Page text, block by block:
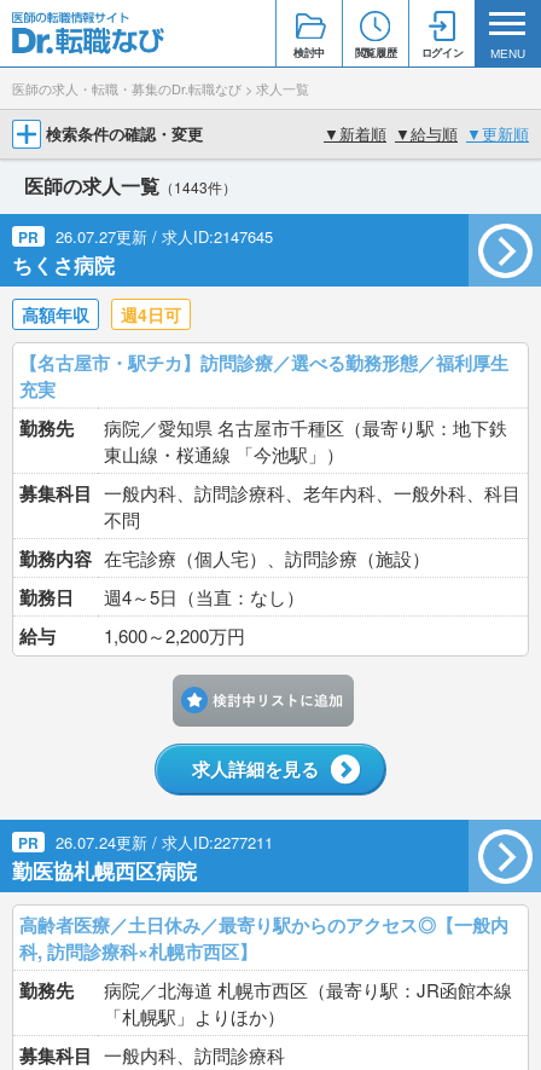
検討中 閲覧履歴 ログイン MENU
医師の求人・転職・募集のDr.転職なび > 求人一覧
検索条件の確認・変更 ▼ 新着順 ▼給与順 ▼更新順
医師の求人一覧 （1443件）
PR 26.07.27更新 / 求人ID:2147645
ちくさ病院
高額年収 週4日可
【名古屋市・駅チカ】訪問診療／選べる勤務形態／福利厚生
充実
勤務先
病院／愛知県 名古屋市千種区（最寄り駅：地下鉄
東山線・桜通線 「今池駅」）
募集科目 一般内科、訪問診療科、老年内科、一般外科、科目
不問
勤務内容 在宅診療（個人宅）、訪問診療（施設）
勤務日 週4～5日（当直：なし）
給与 1,600～2,200万円
求人詳細を見る
PR 26.07.24更新 / 求人ID:2277211
勤医協札幌西区病院
高齢者医療／土日休み／最寄り駅からのアクセス◎【一般内
科, 訪問診療科×札幌市西区】
勤務先
病院／北海道 札幌市西区（最寄り駅：JR函館本線
「札幌駅」よりほか）
募集科目 一般内科、訪問診療科